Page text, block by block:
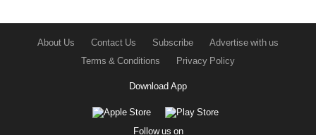
About Us Contact Us Subscribe
Advertise with us
Terms & Conditions
Privacy Policy
Download App
Follow us on